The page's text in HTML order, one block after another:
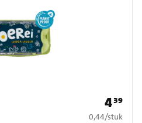
Prijs: €
439
€ 0,44 per stuk
0,44/stuk